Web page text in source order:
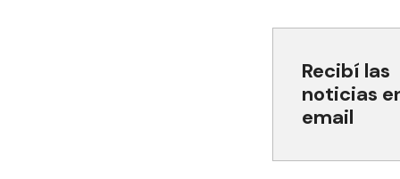
Recibí las
noticias
email